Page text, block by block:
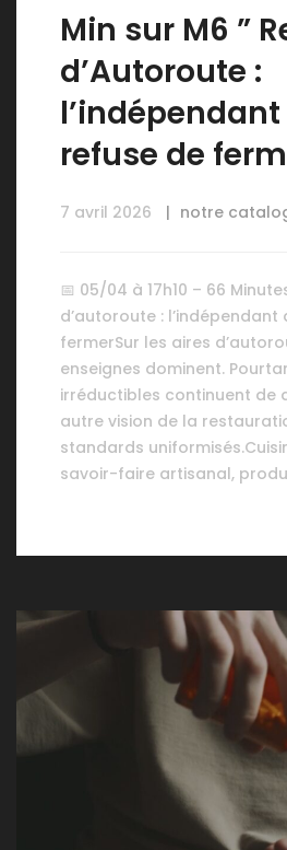
Min sur M6 ”
d’Autoroute :
refuse de
7 avril 2026 notre
📅 05/04 à 17h10 – 66
d’autoroute : l’indépendant
fermerSur les aires
enseignes dominent.
irréductibles continuent de
autre vision de la
standards
savoir-faire artisanal,